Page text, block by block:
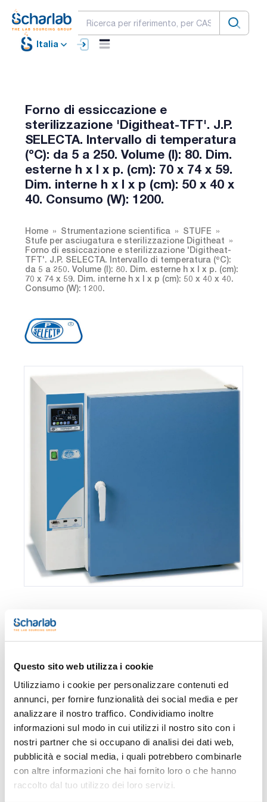
Questo sito web utilizza i cookie
Utilizziamo i cookie per personalizzare contenuti ed
annunci, per fornire funzionalità dei social media e per
analizzare il nostro traffico. Condividiamo inoltre
informazioni sul modo in cui utilizzi il nostro sito con i
nostri partner che si occupano di analisi dei dati web,
pubblicità e social media, i quali potrebbero combinarle
con altre informazioni che hai fornito loro o che hanno
raccolto dal tuo utilizzo dei loro servizi.
Italia
Forno di essiccazione e
sterilizzazione 'Digitheat-TFT'. J.P.
SELECTA. Intervallo di temperatura
(ºC): da 5 a 250. Volume (l): 80. Dim.
esterne h x l x p. (cm): 70 x 74 x 59.
Dim. interne h x l x p (cm): 50 x 40 x
40. Consumo (W): 1200.
Home Strumentazione scientifica
STUFE
Stufe per asciugatura e sterilizzazione Digitheat
Forno di essiccazione e sterilizzazione 'Digitheat-
TFT'. J.P. SELECTA. Intervallo di temperatura (ºC):
da 5 a 250. Volume (l): 80. Dim. esterne h x l x p. (cm):
70 x 74 x 59. Dim. interne h x l x p (cm): 50 x 40 x 40.
Consumo (W): 1200.
Confezionamento
x u. 0192001254
Stampa pagina prodotto
Caratteristiche
Model : DIGITHEAT
Temperature range (ºC) : 5º above ambient temp. to 250
Volume (L) : 80
External dimensions WxHxD (mm) : 740x700x590
Internal dimensions WxHxD (mm) : 400x500x400
Vedi di più